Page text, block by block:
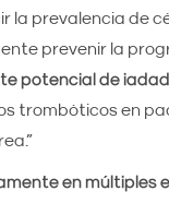
la prevalencia de
prevenir la
potencial de
trombóticos en
en múltiples